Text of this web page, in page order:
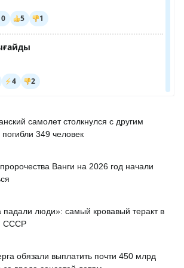
самолет столкнулся с другим
349 человек
Ванги на 2026 год начали
падали люди»: самый кровавый теракт в
СССР
обязали выплатить почти 450 млрд